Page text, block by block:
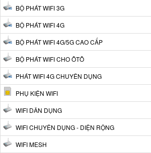
BỘ PHÁT WIFI 3G
BỘ PHÁT WIFI 4G
BỘ PHÁT WIFI 4G/5G CAO CẤP
BỘ PHÁT WIFI CHO ÔTÔ
PHÁT WIFI 4G CHUYÊN DỤNG
PHỤ KIỆN WIFI
WIFI DÂN DỤNG
WIFI CHUYÊN DỤNG - DIỆN RỘNG
WIFI MESH